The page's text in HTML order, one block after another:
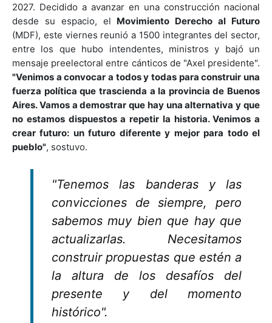
2027. Decidido a avanzar en una construcción nacional
desde su espacio, el Movimiento Derecho al Futuro
(MDF), este viernes reunió a 1500 integrantes del sector,
entre los que hubo intendentes, ministros y bajó un
mensaje preelectoral entre cánticos de "Axel presidente".
"Venimos a convocar a todos y todas para construir una
fuerza política que trascienda a la provincia de Buenos
Aires. Vamos a demostrar que hay una alternativa y que
no estamos dispuestos a repetir la historia. Venimos a
crear futuro: un futuro diferente y mejor para todo el
pueblo", sostuvo.
"Tenemos las banderas y las
convicciones de siempre, pero
sabemos muy bien que hay que
actualizarlas. Necesitamos
construir propuestas que estén a
la altura de los desafíos del
presente y del momento
histórico".